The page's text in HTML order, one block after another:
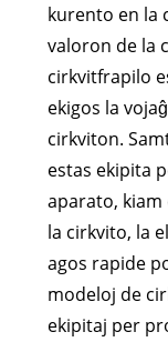
kurento en la
valoron de la
cirkvitfrapilo
ekigos la
cirkviton.
estas ekipita
aparato,
la cirkvito, la
agos rapide
modeloj de
ekipitaj per